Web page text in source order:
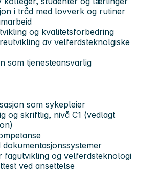
i tråd med lovverk og rutiner
og kvalitetsforbedring
av velferdsteknolgiske
som tjenesteansvarlig
som sykepleier
og skriftlig, nivå C1 (vedlagt
dokumentasjonssystemer
fagutvikling og velferdsteknologi
ved ansettelse